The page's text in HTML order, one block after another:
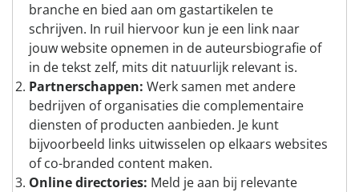
branche en bied aan om gastartikelen te
schrijven. In ruil hiervoor kun je een link naar
jouw website opnemen in de auteursbiografie of
in de tekst zelf, mits dit natuurlijk relevant is.
Partnerschappen: Werk samen met andere
bedrijven of organisaties die complementaire
diensten of producten aanbieden. Je kunt
bijvoorbeeld links uitwisselen op elkaars websites
of co-branded content maken.
Online directories: Meld je aan bij relevante